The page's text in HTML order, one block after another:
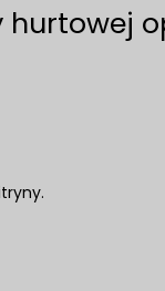
hurtowej